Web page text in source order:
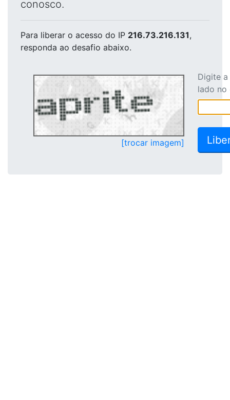
conosco.
Para liberar o acesso do IP 216.73.216.131,
responda ao desafio abaixo.
[trocar imagem]
Digite
lado no